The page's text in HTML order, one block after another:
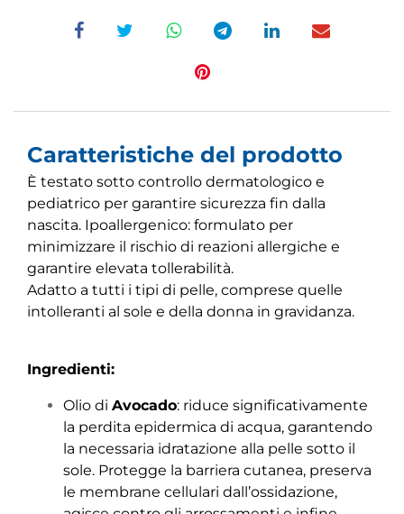
Caratteristiche del prodotto
È testato sotto controllo dermatologico e
pediatrico per garantire sicurezza fin dalla
nascita. Ipoallergenico: formulato per
minimizzare il rischio di reazioni allergiche e
garantire elevata tollerabilità.
Adatto a tutti i tipi di pelle, comprese quelle
intolleranti al sole e della donna in gravidanza.
Ingredienti:
Olio di Avocado: riduce significativamente
la perdita epidermica di acqua, garantendo
la necessaria idratazione alla pelle sotto il
sole. Protegge la barriera cutanea, preserva
le membrane cellulari dall’ossidazione,